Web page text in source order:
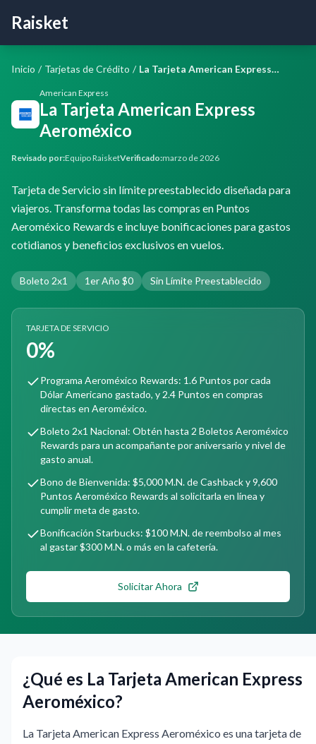
Raisket
Inicio / Tarjetas de Crédito / La Tarjeta American Express Aeroméxico
American Express
La Tarjeta American Express
Aeroméxico
Revisado por:Equipo RaisketVerificado:marzo de 2026
Tarjeta de Servicio sin límite preestablecido diseñada para
viajeros. Transforma todas las compras en Puntos
Aeroméxico Rewards e incluye bonificaciones para gastos
cotidianos y beneficios exclusivos en vuelos.
Boleto 2x1 1er Año $0 Sin Límite Preestablecido
TARJETA DE SERVICIO
0%
Programa Aeroméxico Rewards: 1.6 Puntos por cada
Dólar Americano gastado, y 2.4 Puntos en compras
directas en Aeroméxico.
Boleto 2x1 Nacional: Obtén hasta 2 Boletos Aeroméxico
Rewards para un acompañante por aniversario y nivel de
gasto anual.
Bono de Bienvenida: $5,000 M.N. de Cashback y 9,600
Puntos Aeroméxico Rewards al solicitarla en línea y
cumplir meta de gasto.
Bonificación Starbucks: $100 M.N. de reembolso al mes
al gastar $300 M.N. o más en la cafetería.
Solicitar Ahora
¿Qué es La Tarjeta American Express
Aeroméxico?
La Tarjeta American Express Aeroméxico es una tarjeta de